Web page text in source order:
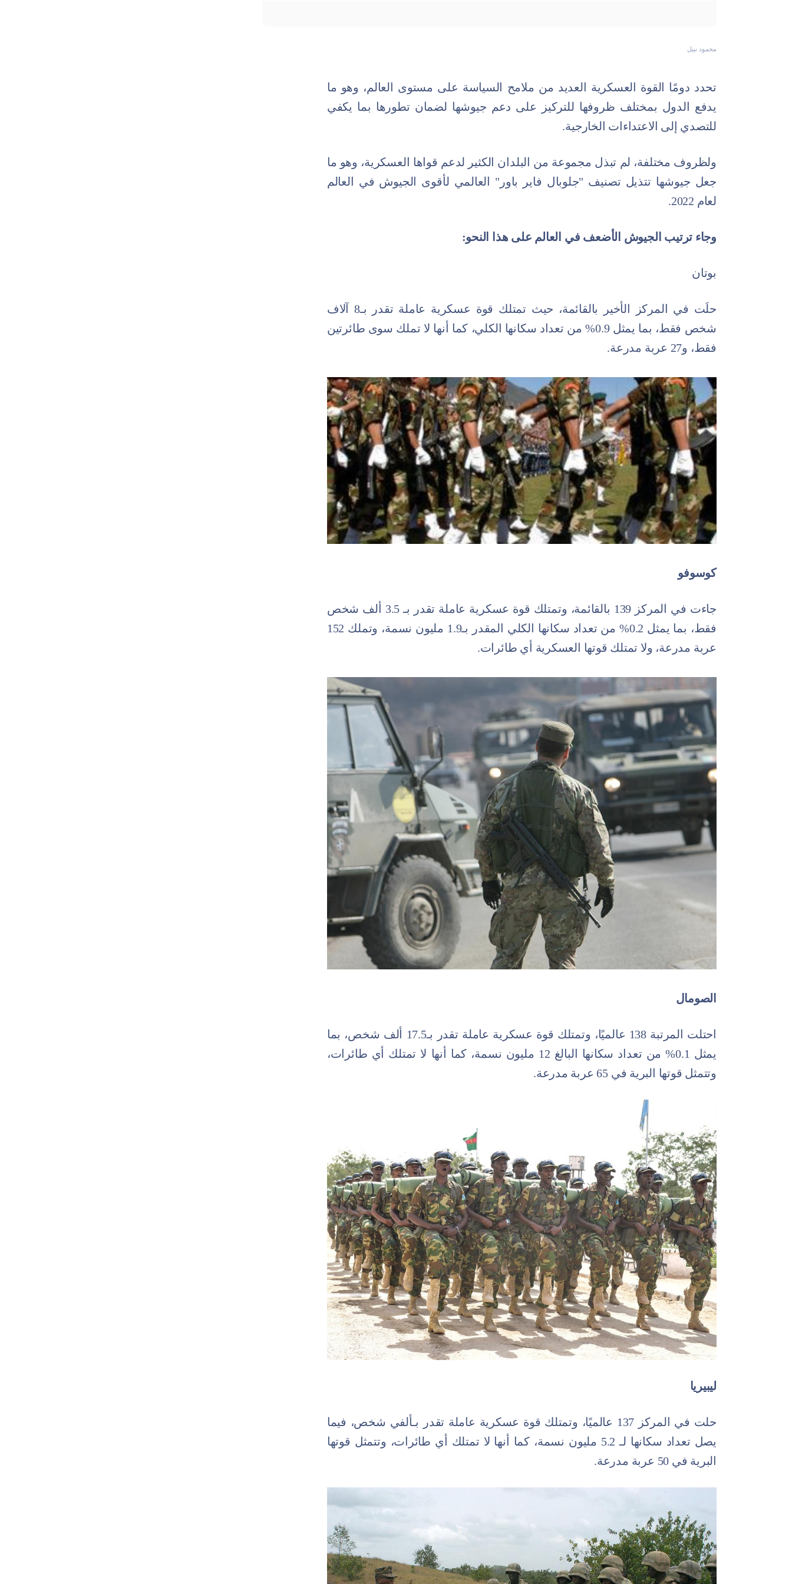
محمود نبيل
تحدد دومًا القوة العسكرية العديد من ملامح السياسة على مستوى العالم، وهو ما
يدفع الدول بمختلف ظروفها للتركيز على دعم جيوشها لضمان تطورها بما يكفي
للتصدي إلى الاعتداءات الخارجية.
ولظروف مختلفة، لم تبذل مجموعة من البلدان الكثير لدعم قواها العسكرية، وهو ما
جعل جيوشها تتذيل تصنيف "جلوبال فاير باور" العالمي لأقوى الجيوش في العالم
لعام 2022.
وجاء ترتيب الجيوش الأضعف في العالم على هذا النحو:
بوتان
حلَت في المركز الأخير بالقائمة، حيث تمتلك قوة عسكرية عاملة تقدر بـ8 آلاف
شخص فقط، بما يمثل 0.9% من تعداد سكانها الكلي، كما أنها لا تملك سوى طائرتين
فقط، و27 عربة مدرعة.
كوسوفو
جاءت في المركز 139 بالقائمة، وتمتلك قوة عسكرية عاملة تقدر بـ 3.5 ألف شخص
فقط، بما يمثل 0.2% من تعداد سكانها الكلي المقدر بـ1.9 مليون نسمة، وتملك 152
عربة مدرعة، ولا تمتلك قوتها العسكرية أي طائرات.
الصومال
احتلت المرتبة 138 عالميًا، وتمتلك قوة عسكرية عاملة تقدر بـ17.5 ألف شخص، بما
يمثل 0.1% من تعداد سكانها البالغ 12 مليون نسمة، كما أنها لا تمتلك أي طائرات،
وتتمثل قوتها البرية في 65 عربة مدرعة.
ليبيريا
حلت في المركز 137 عالميًا، وتمتلك قوة عسكرية عاملة تقدر بـألفي شخص، فيما
يصل تعداد سكانها لـ 5.2 مليون نسمة، كما أنها لا تمتلك أي طائرات، وتتمثل قوتها
البرية في 50 عربة مدرعة.